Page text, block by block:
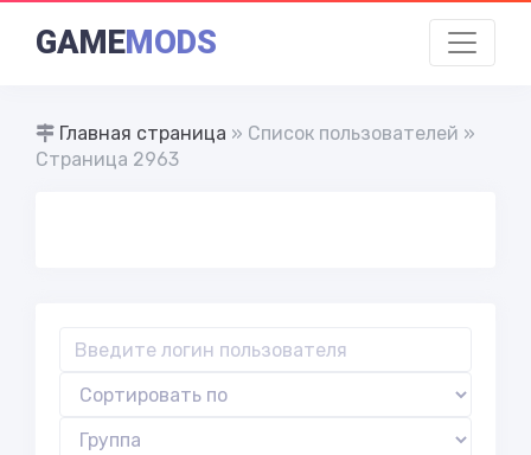
GAMEMODS
Главная страница » Список пользователей »
Страница 2963